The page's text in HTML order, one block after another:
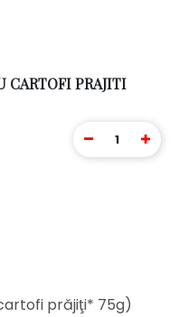
CARTOFI PRAJITI
1
prăjiţi* 75g)